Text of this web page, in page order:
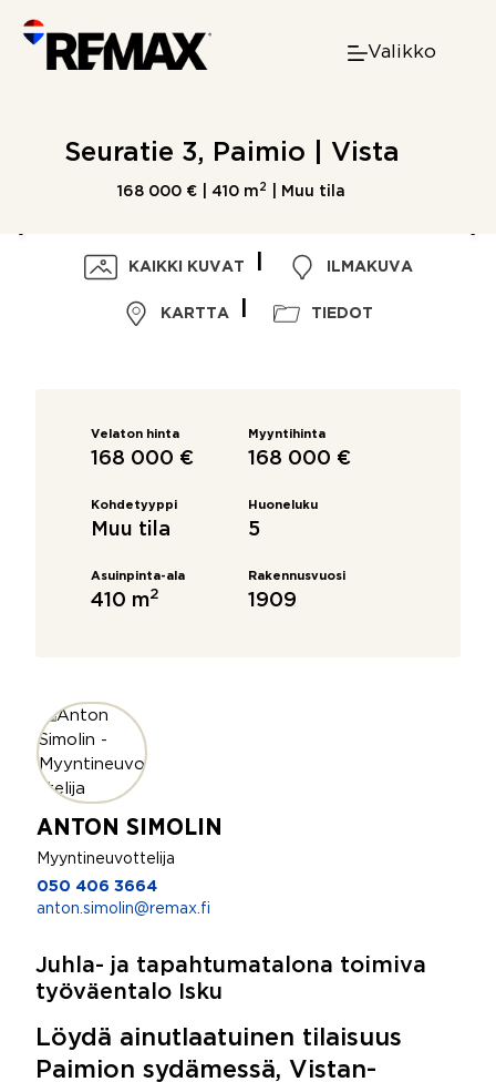
content
Valikko
Seuratie 3, Paimio | Vista
168 000 € | 410 m 2 | Muu tila
KAIKKI KUVAT ILMAKUVA
KARTTA TIEDOT
Velaton hinta
168 000 €
Myyntihinta
168 000 €
Kohdetyyppi
Muu tila
Huoneluku
5
Asuinpinta-ala
410 m2
Rakennusvuosi
1909
ANTON SIMOLIN
Myyntineuvottelija
050 406 3664
anton.simolin@remax.fi
Juhla- ja tapahtumatalona toimiva
työväentalo Isku
Löydä ainutlaatuinen tilaisuus
Paimion sydämessä, Vistan-